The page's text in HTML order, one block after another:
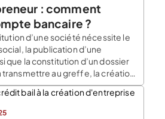
: comment
bancaire ?
d’une société nécessite le
la publication d’une
que la constitution d’un dossier
transmettre au greffe, la création
nécessite simplement de
en ligne gratuitement. Quelles
pour un micro-entrepreneur ?